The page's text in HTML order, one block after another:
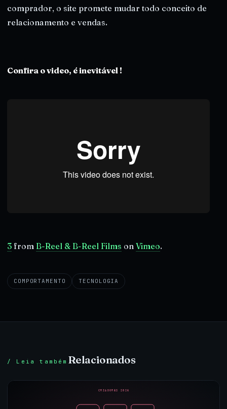
comprador, o site promete mudar todo conceito de
relacionamento e vendas.
Confira o video, é inevitável !
3 from B-Reel & B-Reel Films on Vimeo.
COMPORTAMENTO TECNOLOGIA
/ Leia também Relacionados